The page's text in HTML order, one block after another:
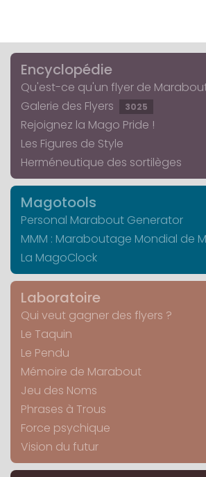
Encyclopédie
Qu'est-ce qu'un flyer de
Galerie des Flyers
3025
Rejoignez la Mago Pride !
Les Figures de Style
Herméneutique des sortilèges
Magotools
Personal Marabout Generator
MMM : Maraboutage Mondial de
La MagoClock
Laboratoire
Qui veut gagner des flyers ?
Le Taquin
Le Pendu
Mémoire de Marabout
Jeu des Noms
Phrases à Trous
Force psychique
Vision du futur